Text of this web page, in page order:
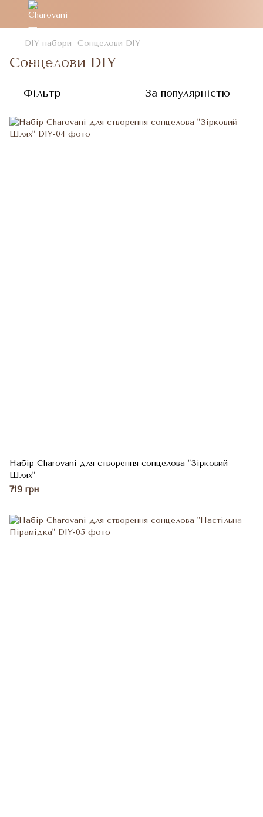
DIY набори Сонцелови DIY
Сонцелови DIY
Фільтр За популярністю
Набір Charovani для створення сонцелова "Зірковий
Шлях"
719 грн